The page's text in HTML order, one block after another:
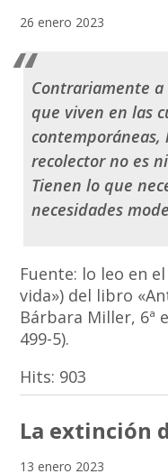
26 enero 2023
Contrariamente
que viven en las
contemporáneas,
recolector no es
Tienen lo que
necesidades
Fuente: lo leo en
vida») del libro
Bárbara Miller, 6ª
499-5).
Hits: 903
La extinción
13 enero 2023